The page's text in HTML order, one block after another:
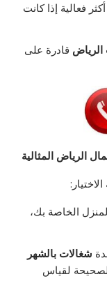
فعالية إذا كانت
قادرة على
الرياض المثالية
الخاصة بك،
شغالات بالشهر
لقياس